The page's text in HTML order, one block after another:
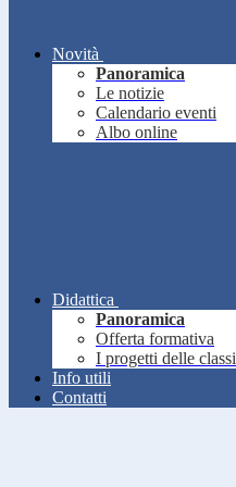
Novità
Panoramica
Le notizie
Calendario eventi
Albo online
Didattica
Panoramica
Offerta formativa
I progetti delle classi
Info utili
Contatti